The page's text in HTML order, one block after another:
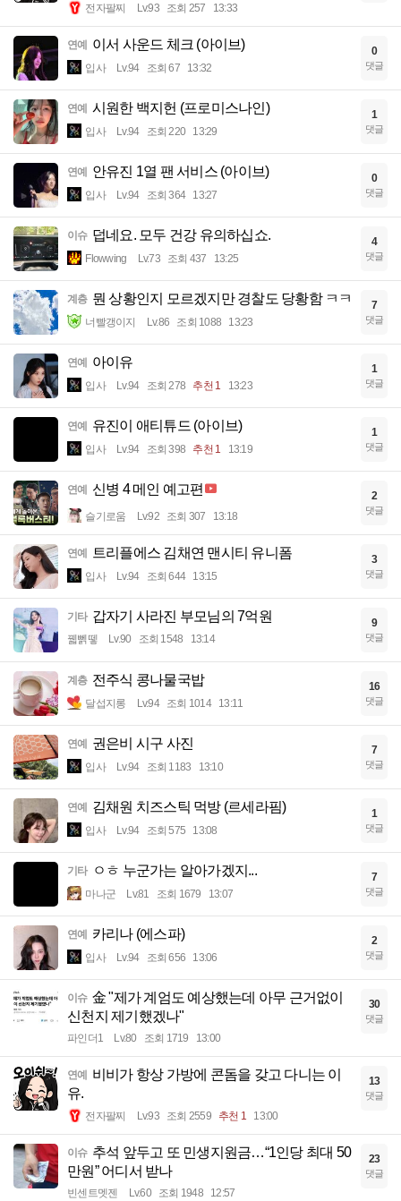
전자팔찌 Lv.93 조회 257 13:33
연예 이서 사운드 체크 (아이브)
입사 Lv.94 조회 67 13:32
0
댓글
연예 시원한 백지헌 (프로미스나인)
입사 Lv.94 조회 220 13:29
1
댓글
연예 안유진 1열 팬 서비스 (아이브)
입사 Lv.94 조회 364 13:27
0
댓글
이슈 덥네요. 모두 건강 유의하십쇼.
Flowwing Lv.73 조회 437 13:25
4
댓글
계층 뭔 상황인지 모르겠지만 경찰도 당황함 ㅋㅋ
너빨갱이지 Lv.86 조회 1088 13:23
7
댓글
연예 아이유
입사 Lv.94 조회 278 추천 1 13:23
1
댓글
연예 유진이 애티튜드 (아이브)
입사 Lv.94 조회 398 추천 1 13:19
1
댓글
연예 신병 4 메인 예고편
슬기로움 Lv.92 조회 307 13:18
2
댓글
연예 트리플에스 김채연 맨시티 유니폼
입사 Lv.94 조회 644 13:15
3
댓글
기타 갑자기 사라진 부모님의 7억원
꿻뻵뗗 Lv.90 조회 1548 13:14
9
댓글
계층 전주식 콩나물국밥
달섭지롱 Lv.94 조회 1014 13:11
16
댓글
연예 권은비 시구 사진
입사 Lv.94 조회 1183 13:10
7
댓글
연예 김채원 치즈스틱 먹방 (르세라핌)
입사 Lv.94 조회 575 13:08
1
댓글
기타 ㅇㅎ 누군가는 알아가겠지...
마나군 Lv.81 조회 1679 13:07
7
댓글
연예 카리나 (에스파)
입사 Lv.94 조회 656 13:06
2
댓글
이슈 金 "제가 계엄도 예상했는데 아무 근거없이
신천지 제기했겠나"
파인더1 Lv.80 조회 1719 13:00
30
댓글
연예
비비가 항상 가방에 콘돔을 갖고 다니는 이
유.
전자팔찌 Lv.93 조회 2559 추천 1 13:00
13
댓글
이슈 추석 앞두고 또 민생지원금…“1인당 최대 50
만원” 어디서 받나
빈센트멧젠 Lv.60 조회 1948 12:57
23
댓글